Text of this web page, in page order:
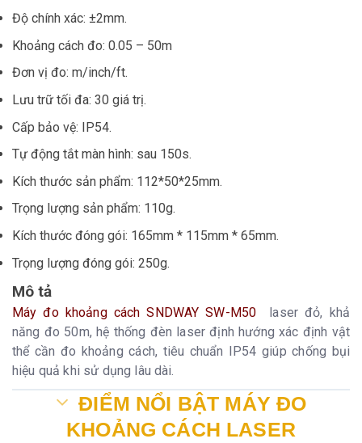
Độ chính xác: ±2mm.
Khoảng cách đo: 0.05 – 50m
Đơn vị đo: m/inch/ft.
Lưu trữ tối đa: 30 giá trị.
Cấp bảo vệ: IP54.
Tự động tắt màn hình: sau 150s.
Kích thước sản phẩm: 112*50*25mm.
Trọng lượng sản phẩm: 110g.
Kích thước đóng gói: 165mm * 115mm * 65mm.
Trọng lượng đóng gói: 250g.
Mô tả
Máy đo khoảng cách SNDWAY SW-M50 laser đỏ, khả
năng đo 50m, hệ thống đèn laser định hướng xác định vật
thể cần đo khoảng cách, tiêu chuẩn IP54 giúp chống bụi
hiệu quả khi sử dụng lâu dài.
ĐIỂM NỔI BẬT MÁY ĐO
KHOẢNG CÁCH LASER